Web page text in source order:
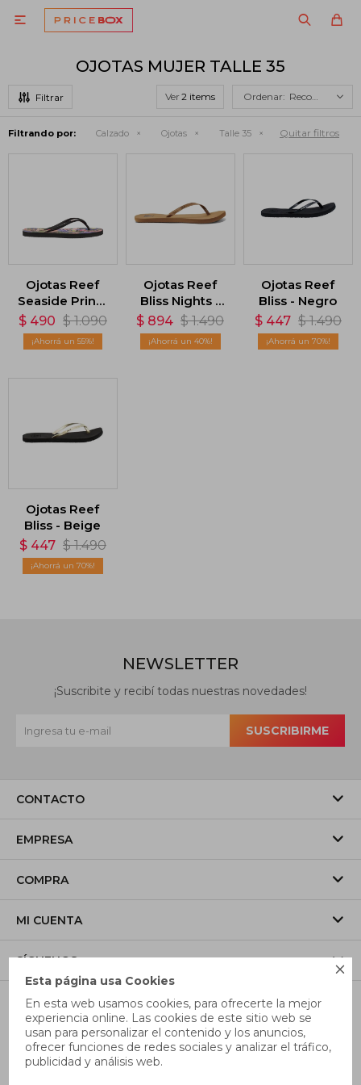

Esta página usa Cookies
En esta web usamos cookies, para ofrecerte la mejor
experiencia online. Las cookies de este sitio web se
usan para personalizar el contenido y los anuncios,
ofrecer funciones de redes sociales y analizar el tráfico,
publicidad y análisis web.

OJOTAS MUJER TALLE 35
Ver Recomendados
Filtrando por: Calzado Ojotas Talle 35 Quitar filtros
Ojotas Reef
Seaside Prints
- Multicolor
$ 490 $ 1.090
55
Ojotas Reef
Bliss Nights -
Marrón
$ 894 $ 1.490
40
Ojotas Reef
Bliss - Negro
$ 447 $ 1.490
70
Ojotas Reef
Bliss - Beige
$ 447 $ 1.490
70
CONTACTO
EMPRESA
COMPRA
MI CUENTA
SÍGUENOS
NEWSLETTER
¡Suscribite y recibí todas nuestras novedades!
SUSCRIBIRME